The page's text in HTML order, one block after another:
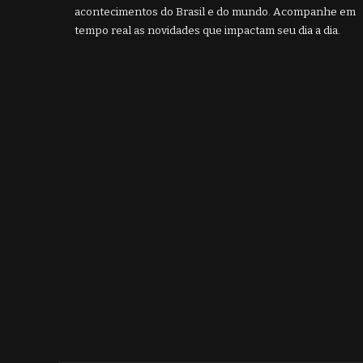
acontecimentos do Brasil e do mundo. Acompanhe em
tempo real as novidades que impactam seu dia a dia.